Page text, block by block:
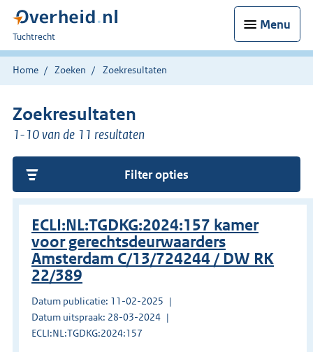
Menu
U
bent
hier:
Tuchtrecht
Home Zoeken Zoekresultaten
Zoekresultaten
1-10 van de 11 resultaten
Filter opties
ECLI:NL:TGDKG:2024:157 kamer
voor gerechtsdeurwaarders
Amsterdam C/13/724244 / DW RK
22/389
Datum publicatie: 11-02-2025
Datum uitspraak: 28-03-2024
ECLI:NL:TGDKG:2024:157